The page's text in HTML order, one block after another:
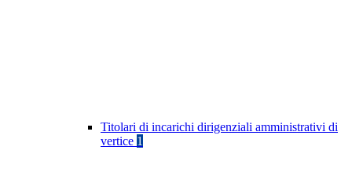
Titolari di incarichi dirigenziali amministrativi di
vertice 1